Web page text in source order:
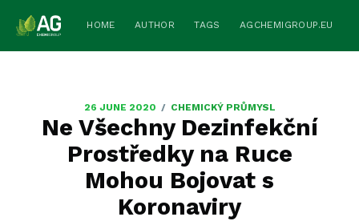
HOME AUTHOR TAGS AGCHEMIGROUP.EU
26 JUNE 2020 / CHEMICKÝ PRŮMYSL
Ne Všechny Dezinfekční
Prostředky na Ruce
Mohou Bojovat s
Koronaviry